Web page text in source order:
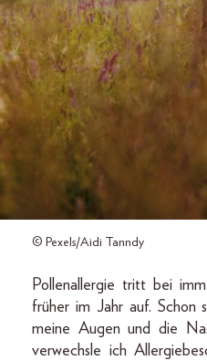
© Pexels/Aidi Tanndy
Pollenallergie tritt bei
früher im Jahr auf. Schon
meine Augen und die
verwechsle ich